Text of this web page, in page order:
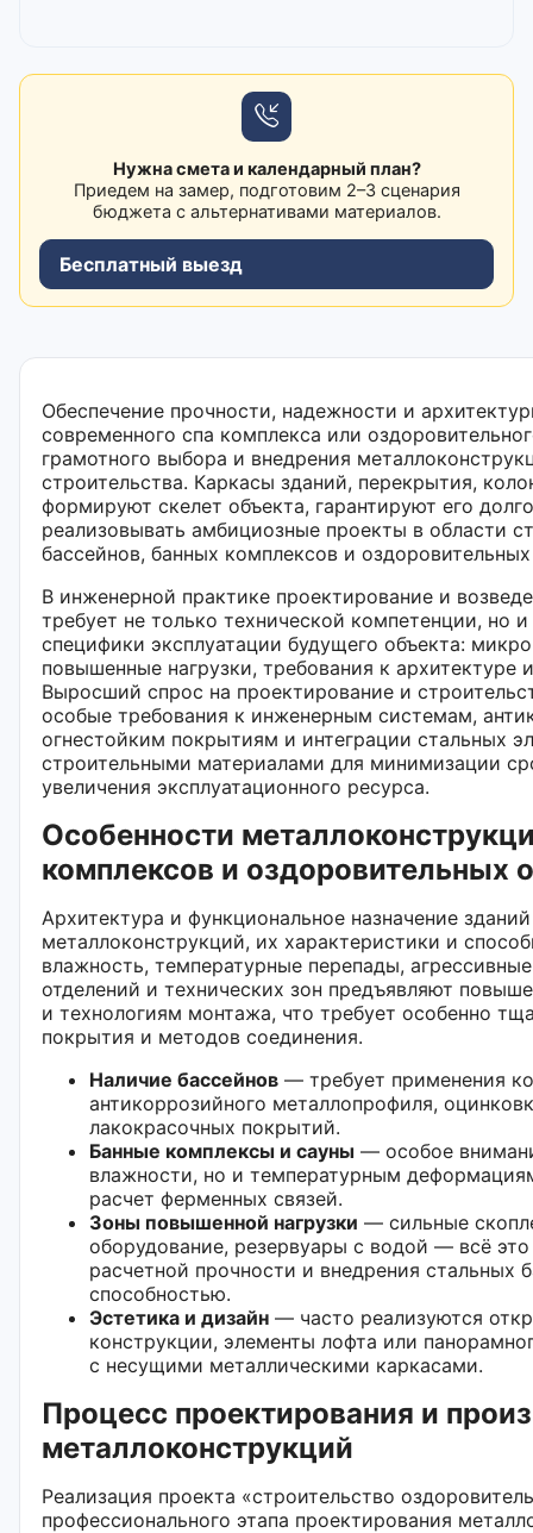
Нужна смета и календарный план?
Приедем на замер, подготовим 2–3 сценария
бюджета с альтернативами материалов.
Бесплатный выезд
Обеспечение прочности, надежности и
современного спа комплекса или
грамотного выбора и внедрения
строительства. Каркасы зданий, перекрытия,
формируют скелет объекта, гарантируют его
реализовывать амбициозные проекты в области
бассейнов, банных комплексов и
В инженерной практике проектирование и
требует не только технической компетенции, но
специфики эксплуатации будущего объекта:
повышенные нагрузки, требования к архитектуре
Выросший спрос на проектирование и
особые требования к инженерным системам,
огнестойким покрытиям и интеграции стальных
строительными материалами для минимизации
увеличения эксплуатационного ресурса.
Особенности
комплексов и оздоровительных
Архитектура и функциональное назначение
металлоконструкций, их характеристики и
влажность, температурные перепады,
отделений и технических зон предъявляют
и технологиям монтажа, что требует особенно
покрытия и методов соединения.
Наличие бассейнов — требует применения
антикоррозийного металлопрофиля,
лакокрасочных покрытий.
Банные комплексы и сауны — особое
влажности, но и температурным
расчет ферменных связей.
Зоны повышенной нагрузки — сильные
оборудование, резервуары с водой — всё
расчетной прочности и внедрения стальных
способностью.
Эстетика и дизайн — часто реализуются
конструкции, элементы лофта или
с несущими металлическими каркасами.
Процесс проектирования и
металлоконструкций
Реализация проекта «строительство
профессионального этапа проектирования